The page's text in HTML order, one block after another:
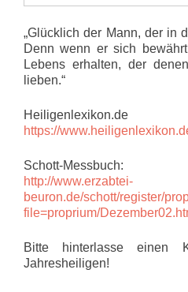
„Glücklich der Mann, der in
Denn wenn er sich
Lebens erhalten, der
lieben.“
Heiligenlexikon.de
https://
Schott-Messbuch:
http://www.erzabtei-
beuron.de/schott/register/
file=proprium/
Bitte hinterlasse einen
Jahresheiligen!